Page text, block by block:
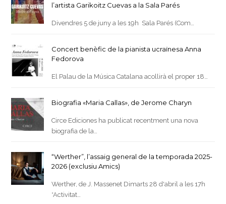
l’artista Garikoitz Cuevas a la Sala Parés
Divendres 5 de juny a les 19h Sala Parés (Com…
Concert benèfic de la pianista ucraïnesa Anna
Fedorova
El Palau de la Música Catalana acollirà el proper 18…
Biografia «Maria Callas», de Jerome Charyn
Circe Ediciones ha publicat recentment una nova
biografia de la…
“Werther”, l’assaig general de la temporada 2025-
2026 (exclusiu Amics)
Werther, de J. Massenet Dimarts 28 d'abril a les 17h
*Activitat…